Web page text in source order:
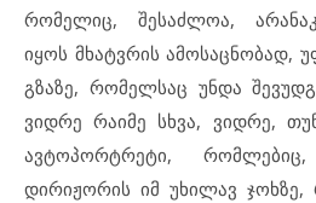
რომელიც, შესაძლოა,
იყოს მხატვრის ამოსაცნობად,
გზაზე, რომელსაც უნდა
ვიდრე რაიმე სხვა, ვიდრე,
ავტოპორტრეტი,
დირიჟორის იმ უხილავ ჯოხზე,